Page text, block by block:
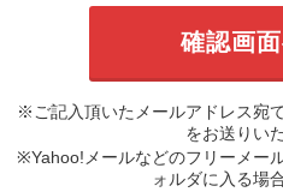
※ご記入頂いたメールアドレス宛
をお送りい
※Yahoo!メールなどのフリーメー
ォルダに入る場